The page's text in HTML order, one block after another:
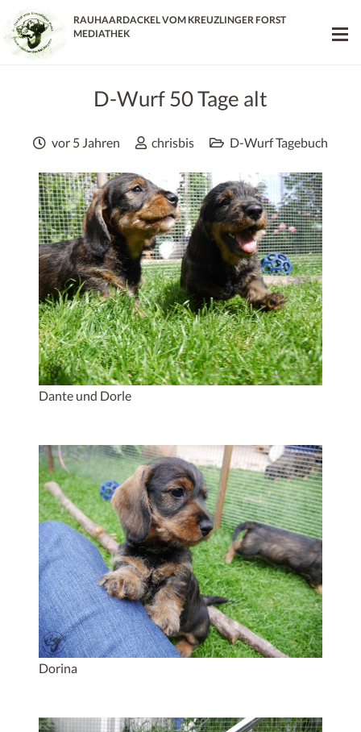
RAUHAARDACKEL VOM KREUZLINGER FORST
MEDIATHEK
D-Wurf 50 Tage alt
vor 5 Jahren chrisbis D-Wurf Tagebuch
Dante und Dorle
Dorina